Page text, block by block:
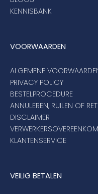
KENNISBANK
VOORWAARDEN
ALGEMENE
PRIVACY POLICY
BESTELPROCEDURE
ANNULEREN, RUILEN OF
DISCLAIMER
KLANTENSERVICE
VEILIG BETALEN